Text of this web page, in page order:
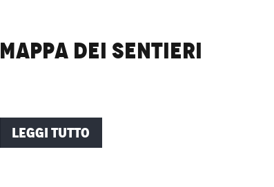
Mappa dei sentieri
LEGGI TUTTO